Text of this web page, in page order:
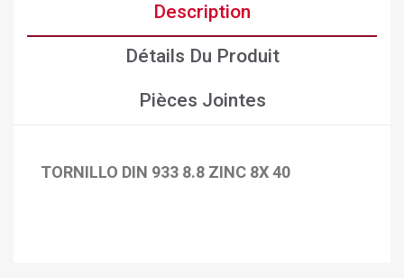
Description
Détails Du Produit
Pièces Jointes
TORNILLO DIN 933 8.8 ZINC 8X 40